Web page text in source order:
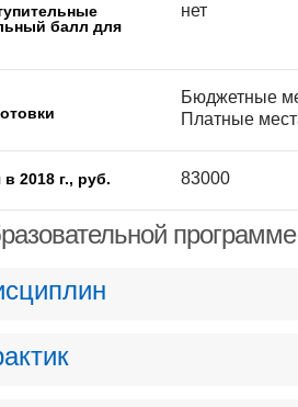
балл для
нет
Бюджетные
Платные
2018 г., руб. 83000
программе